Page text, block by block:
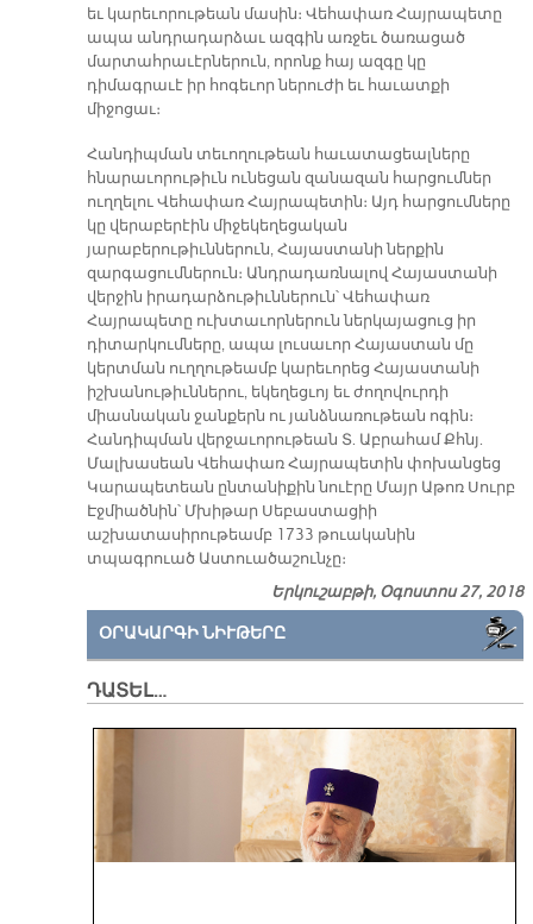
եւ կարեւորութեան մասին։ Վեհափառ Հայրապետը
ապա անդրադարձաւ ազգին առջեւ ծառացած
մարտահրաւէրներուն, որոնք հայ ազգը կը
դիմագրաւէ իր հոգեւոր ներուժի եւ հաւատքի
միջոցաւ։
Հանդիպման տեւողութեան հաւատացեալները
հնարաւորութիւն ունեցան զանազան հարցումներ
ուղղելու Վեհափառ Հայրապետին։ Այդ հարցումները
կը վերաբերէին միջեկեղեցական
յարաբերութիւններուն, Հայաստանի ներքին
զարգացումներուն։ Անդրադառնալով Հայաստանի
վերջին իրադարձութիւններուն՝ Վեհափառ
Հայրապետը ուխտաւորներուն ներկայացուց իր
դիտարկումները, ապա լուսաւոր Հայաստան մը
կերտման ուղղութեամբ կարեւորեց Հայաստանի
իշխանութիւններու, եկեղեցւոյ եւ ժողովուրդի
միասնական ջանքերն ու յանձնառութեան ոգին։
Հանդիպման վերջաւորութեան Տ. Աբրահամ Քհնյ.
Մալխասեան Վեհափառ Հայրապետին փոխանցեց
Կարապետեան ընտանիքին նուէրը Մայր Աթոռ Սուրբ
Էջմիածնին՝ Մխիթար Սեբաստացիի
աշխատասիրութեամբ 1733 թուականին
տպագրուած Աստուածաշունչը։
Երկուշաբթի, Օգոստոս 27, 2018
ՕՐԱԿԱՐԳԻ ՆԻՒԹԵՐԸ
ԴԱՏԵԼ…